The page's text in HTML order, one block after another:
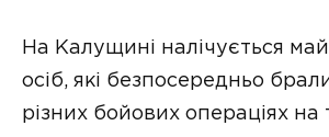
На Калущині налічується
осіб, які безпосередньо
різних бойових операціях на